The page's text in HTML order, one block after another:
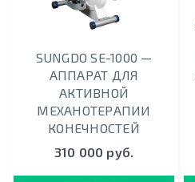
SUNGDO SE-1000 —
АППАРАТ ДЛЯ
АКТИВНОЙ
МЕХАНОТЕРАПИИ
КОНЕЧНОСТЕЙ
310 000 руб.